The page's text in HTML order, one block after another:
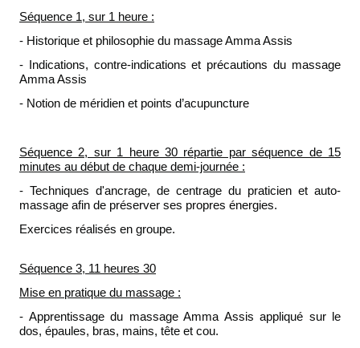
Séquence 1, sur 1 heure :
- Historique et philosophie du massage Amma Assis
- Indications, contre-indications et précautions du massage
Amma Assis
- Notion de méridien et points d’acupuncture
Séquence 2, sur 1 heure 30 répartie par séquence de 15
minutes au début de chaque demi-journée :
- Techniques d'ancrage, de centrage du praticien et auto-
massage afin de préserver ses propres énergies.
Exercices réalisés en groupe.
Séquence 3, 11 heures 30
Mise en pratique du massage :
- Apprentissage du massage Amma Assis appliqué sur le
dos, épaules, bras, mains, tête et cou.